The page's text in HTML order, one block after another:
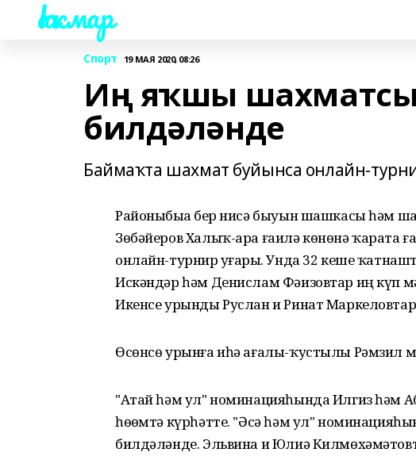
Һаҡмар
Спорт 19 МАЯ 2020, 08:26
Иң яҡшы шахматсы
билдәләнде
Баймаҡта шахмат буйынса онлайн-
Районыбыҙҙа бер нисә быуын шашкасы һәм
Зөбәйеров Халыҡ-ара ғаилә көнөнә ҡарата
онлайн-турнир уҙғарҙы. Унда 32 кеше
Искәндәр һәм Денислам Фәизовтар иң күп
Икенсе урынды Руслан и Ринат
Өсөнсө урынға иһә ағалы-ҡустылы Рәмзил
"Атай һәм ул" номинацияһында Илгиз һәм
һөҙөмтә күрһәтте. "Әсә һәм ул"
билдәләнде. Эльвина и Юлиә